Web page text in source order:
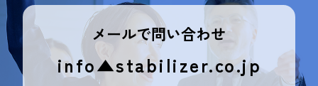
メールで問い合わせ
info▲stabilizer.co.jp